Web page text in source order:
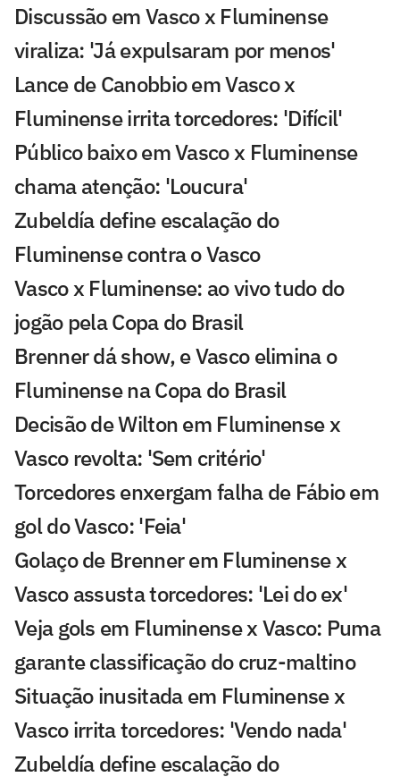
Discussão em Vasco x Fluminense
viraliza: 'Já expulsaram por menos'
Lance de Canobbio em Vasco x
Fluminense irrita torcedores: 'Difícil'
Público baixo em Vasco x Fluminense
chama atenção: 'Loucura'
Zubeldía define escalação do
Fluminense contra o Vasco
Vasco x Fluminense: ao vivo tudo do
jogão pela Copa do Brasil
Brenner dá show, e Vasco elimina o
Fluminense na Copa do Brasil
Decisão de Wilton em Fluminense x
Vasco revolta: 'Sem critério'
Torcedores enxergam falha de Fábio em
gol do Vasco: 'Feia'
Golaço de Brenner em Fluminense x
Vasco assusta torcedores: 'Lei do ex'
Veja gols em Fluminense x Vasco: Puma
garante classificação do cruz-maltino
Situação inusitada em Fluminense x
Vasco irrita torcedores: 'Vendo nada'
Zubeldía define escalação do